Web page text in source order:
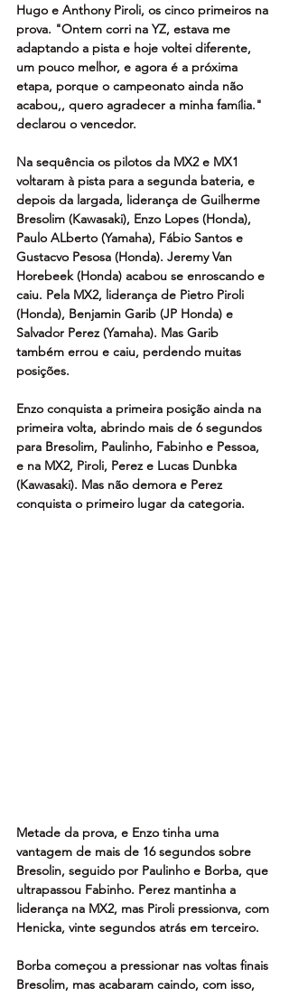
Hugo e Anthony Piroli, os cinco primeiros na
prova. "Ontem corri na YZ, estava me
adaptando a pista e hoje voltei diferente,
um pouco melhor, e agora é a próxima
etapa, porque o campeonato ainda não
acabou,, quero agradecer a minha família."
declarou o vencedor.
Na sequência os pilotos da MX2 e MX1
voltaram à pista para a segunda bateria, e
depois da largada, liderança de Guilherme
Bresolim (Kawasaki), Enzo Lopes (Honda),
Paulo ALberto (Yamaha), Fábio Santos e
Gustacvo Pesosa (Honda). Jeremy Van
Horebeek (Honda) acabou se enroscando e
caiu. Pela MX2, liderança de Pietro Piroli
(Honda), Benjamin Garib (JP Honda) e
Salvador Perez (Yamaha). Mas Garib
também errou e caiu, perdendo muitas
posições.
Enzo conquista a primeira posição ainda na
primeira volta, abrindo mais de 6 segundos
para Bresolim, Paulinho, Fabinho e Pessoa,
e na MX2, Piroli, Perez e Lucas Dunbka
(Kawasaki). Mas não demora e Perez
conquista o primeiro lugar da categoria.
Metade da prova, e Enzo tinha uma
vantagem de mais de 16 segundos sobre
Bresolin, seguido por Paulinho e Borba, que
ultrapassou Fabinho. Perez mantinha a
liderança na MX2, mas Piroli pressionva, com
Henicka, vinte segundos atrás em terceiro.
Borba começou a pressionar nas voltas finais
Bresolim, mas acabaram caindo, com isso,